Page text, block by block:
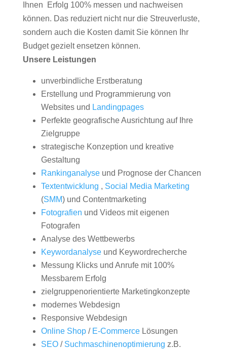
Ihnen Erfolg 100% messen und nachweisen
können. Das reduziert nicht nur die Streuverluste,
sondern auch die Kosten damit Sie können Ihr
Budget gezielt ensetzen können.
Unsere Leistungen
unverbindliche Erstberatung
Erstellung und Programmierung von
Websites und Landingpages
Perfekte geografische Ausrichtung auf Ihre
Zielgruppe
strategische Konzeption und kreative
Gestaltung
Rankinganalyseund Prognose der Chancen
Textentwicklung , Social Media Marketing
(SMM) und Contentmarketing
Fotografien und Videos mit eigenen
Fotografen
Analyse des Wettbewerbs
Keywordanalyseund Keywordrecherche
Messung Klicks und Anrufe mit 100%
Messbarem Erfolg
zielgruppenorientierte Marketingkonzepte
modernes Webdesign
Responsive Webdesign
Online Shop/ E-CommerceLösungen
SEO/ Suchmaschinenoptimierung z.B.